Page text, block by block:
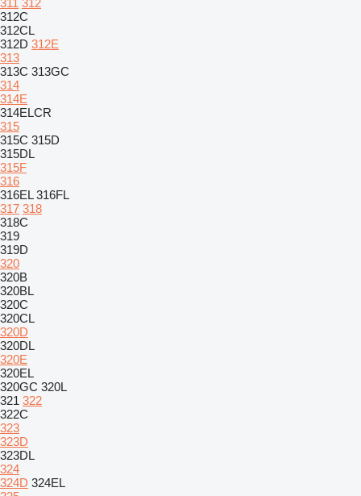
311 312
312C
312CL
312D 312E
313
313C 313GC
314
314E
314ELCR
315
315C 315D
315DL
315F
316
316EL 316FL
317 318
318C
319
319D
320
320B
320BL
320C
320CL
320D
320DL
320E
320EL
320GC 320L
321 322
322C
323
323D
323DL
324
324D 324EL